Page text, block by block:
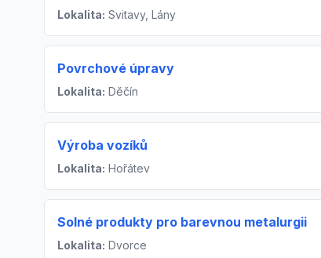
Lokalita: Svitavy, Lány
Povrchové úpravy
Lokalita: Děčín
Výroba vozíků
Lokalita: Hořátev
Solné produkty pro barevnou metalurgii
Lokalita: Dvorce